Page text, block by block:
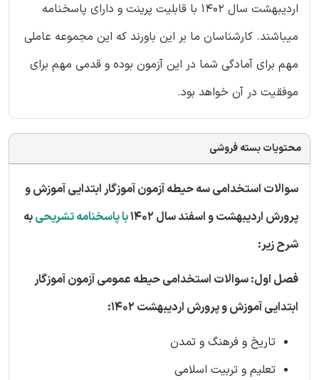
اردیبهشت سال 1402 با قابلیت پرینت و دارای پاسخنامه
میباشند. کارشناسان ما بر این باورند که این مجموعه عاملی
مهم برای آمادگی شما در این آزمون بوده و قدمی مهم برای
موفقیت در آن خواهد بود.
محتویات بسته فروشی
سوالات استخدامی سه حیطه آزمون آموزگار ابتدایی آموزش و
پرورش اردیبهشت و اسفند سال 1402
با پاسخنامه تشریحیبه
شرح زیر:
فصل اول: سوالات استخدامی حیطه عمومی آزمون آموزگار
ابتدایی آموزش و پرورش اردیبهشت 1402:
تاریخ و فرهنگ و تمدن
تعلیم و تربیت اسلامی